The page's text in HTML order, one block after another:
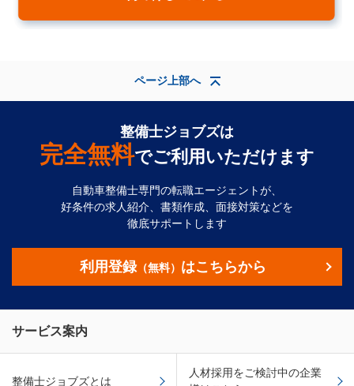
ページ上部へ
整備士ジョブズは
完全無料でご利用いただけます
自動車整備士専門の転職エージェントが、
好条件の求人紹介、書類作成、面接対策などを
徹底サポートします
利用登録（無料） はこちらから
サービス案内
整備士ジョブズとは
人材採用をご検討中の企業